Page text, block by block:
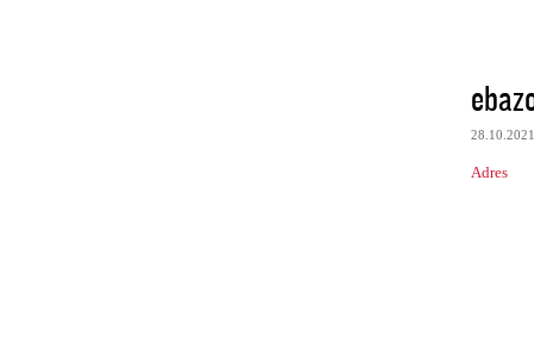
28.10.2021
Adres